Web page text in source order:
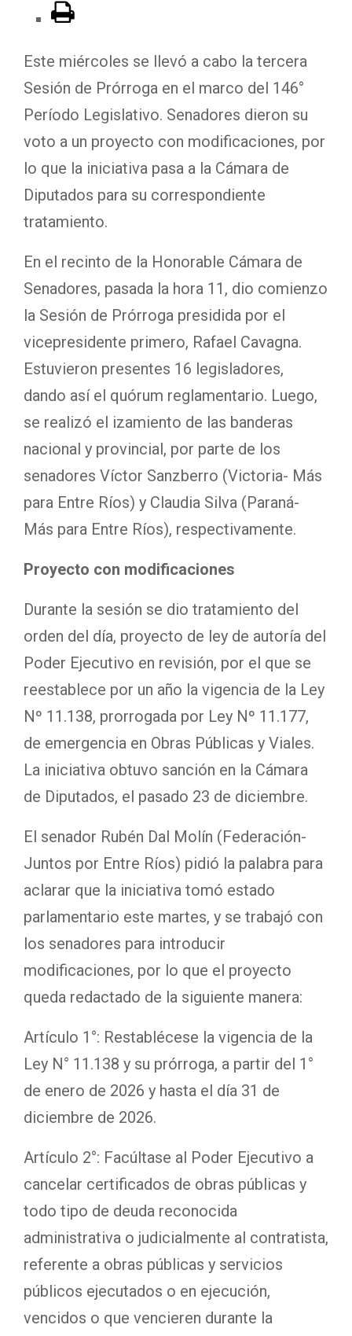
Este miércoles se llevó a cabo la tercera
Sesión de Prórroga en el marco del 146°
Período Legislativo. Senadores dieron su
voto a un proyecto con modificaciones, por
lo que la iniciativa pasa a la Cámara de
Diputados para su correspondiente
tratamiento.
En el recinto de la Honorable Cámara de
Senadores, pasada la hora 11, dio comienzo
la Sesión de Prórroga presidida por el
vicepresidente primero, Rafael Cavagna.
Estuvieron presentes 16 legisladores,
dando así el quórum reglamentario. Luego,
se realizó el izamiento de las banderas
nacional y provincial, por parte de los
senadores Víctor Sanzberro (Victoria- Más
para Entre Ríos) y Claudia Silva (Paraná-
Más para Entre Ríos), respectivamente.
Proyecto con modificaciones
Durante la sesión se dio tratamiento del
orden del día, proyecto de ley de autoría del
Poder Ejecutivo en revisión, por el que se
reestablece por un año la vigencia de la Ley
Nº 11.138, prorrogada por Ley Nº 11.177,
de emergencia en Obras Públicas y Viales.
La iniciativa obtuvo sanción en la Cámara
de Diputados, el pasado 23 de diciembre.
El senador Rubén Dal Molín (Federación-
Juntos por Entre Ríos) pidió la palabra para
aclarar que la iniciativa tomó estado
parlamentario este martes, y se trabajó con
los senadores para introducir
modificaciones, por lo que el proyecto
queda redactado de la siguiente manera:
Artículo 1°: Restablécese la vigencia de la
Ley N° 11.138 y su prórroga, a partir del 1°
de enero de 2026 y hasta el día 31 de
diciembre de 2026.
Artículo 2°: Facúltase al Poder Ejecutivo a
cancelar certificados de obras públicas y
todo tipo de deuda reconocida
administrativa o judicialmente al contratista,
referente a obras públicas y servicios
públicos ejecutados o en ejecución,
vencidos o que vencieren durante la